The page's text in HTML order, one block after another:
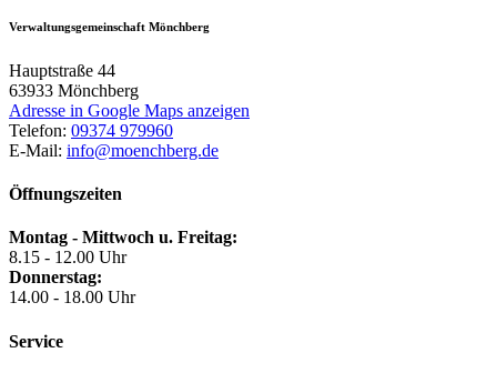
Verwaltungsgemeinschaft Mönchberg
Hauptstraße 44
63933 Mönchberg
Adresse in Google Maps anzeigen
Telefon: 09374 979960
E-Mail: info@moenchberg.de
Öffnungszeiten
Montag - Mittwoch u. Freitag:
8.15 - 12.00 Uhr
Donnerstag:
14.00 - 18.00 Uhr
Service